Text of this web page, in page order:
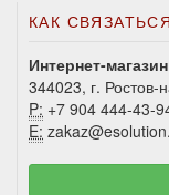
КАК
Интернет-
344023, г.
P: +7 904 444-43-
E: